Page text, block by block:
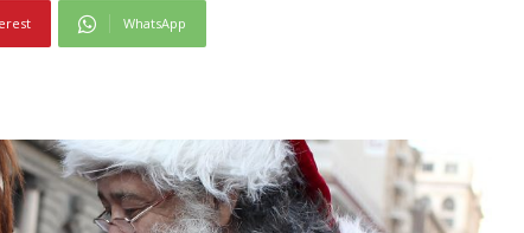
WhatsApp